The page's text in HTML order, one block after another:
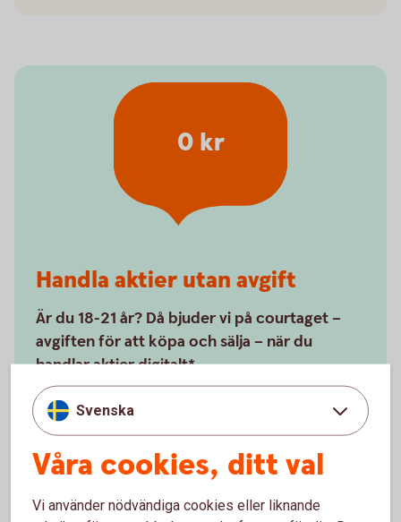
Handla aktier utan avgift
Är du 18-21 år? Då bjuder vi på courtaget –
avgiften för att köpa och sälja – när du
handlar aktier digitalt*.
Kom i gång med
0 kr
Svenska
Våra cookies, ditt val
Vi använder nödvändiga cookies eller liknande